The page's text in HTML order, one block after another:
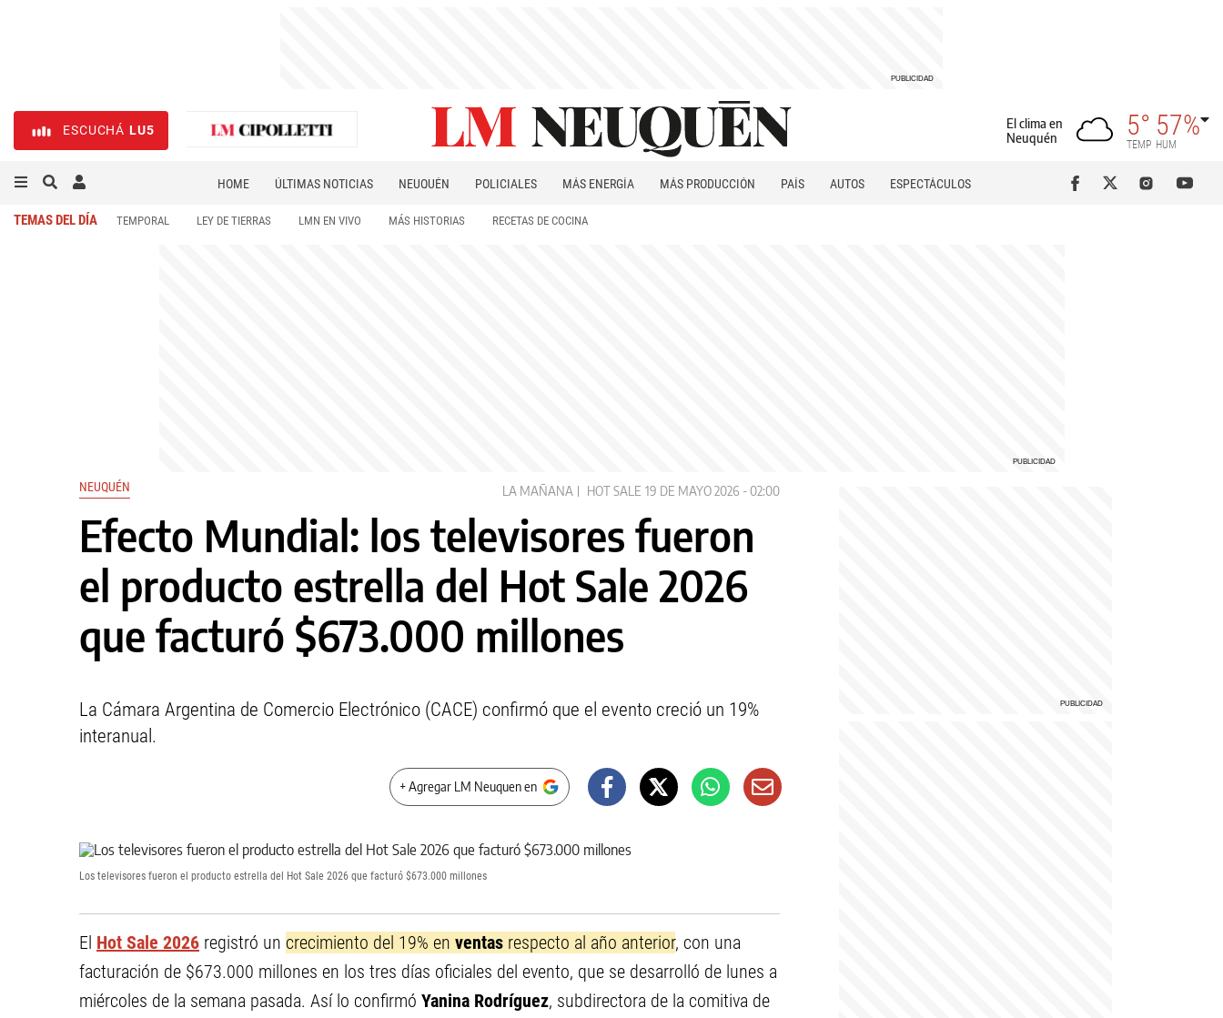
ESCUCHÁ LU5
El clima en
Neuquén
5°
TEMP
57%
HUM
HOME ÚLTIMAS NOTICIAS NEUQUÉN POLICIALES MÁS ENERGÍA MÁS PRODUCCIÓN PAÍS AUTOS
ESPECTÁCULOS
TEMAS DEL DÍA TEMPORAL LEY DE TIERRAS LMN EN VIVO MÁS HISTORIAS RECETAS DE COCINA
NEUQUÉN LA MAÑANA HOT SALE 19 DE MAYO 2026 - 02:00
Efecto Mundial: los televisores fueron
el producto estrella del Hot Sale 2026
que facturó $673.000 millones
La Cámara Argentina de Comercio Electrónico (CACE) confirmó que el evento creció un 19%
interanual.
+ Agregar LM Neuquen en
Los televisores fueron el producto estrella del Hot Sale 2026 que facturó $673.000 millones
El Hot Sale 2026 registró un crecimiento del 19% en ventas respecto al año anterior, con una
facturación de $673.000 millones en los tres días oficiales del evento, que se desarrolló de lunes a
miércoles de la semana pasada. Así lo confirmó Yanina Rodríguez, subdirectora de la comitiva de